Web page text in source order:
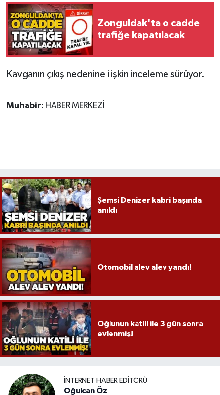
Zonguldak'ta o cadde
trafiğe kapatılacak
Kavganın çıkış nedenine ilişkin inceleme sürüyor.
Muhabir: HABER MERKEZİ
Şemsi Denizer kabri başında
anıldı
Otomobil alev alev yandı!
Oğlunun katili ile 3 gün sonra
evlenmiş!
İNTERNET HABER EDITÖRÜ
Oğulcan Öz